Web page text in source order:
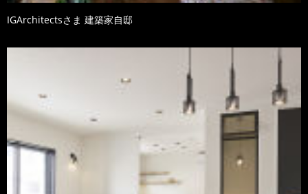
IGArchitectsさま 建築家自邸